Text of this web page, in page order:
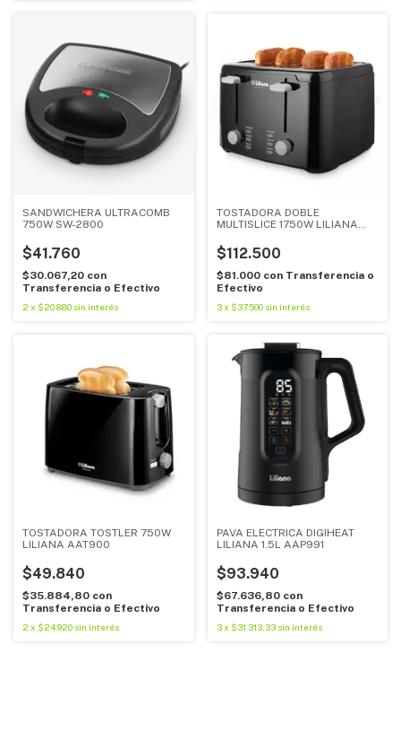
SANDWICHERA ULTRACOMB
750W SW-2800
$41.760
$30.067,20 con
Transferencia o Efectivo
2 x $20.880 sin interés
TOSTADORA DOBLE
MULTISLICE 1750W LILIANA
$112.500
$81.000 con Transferencia o
Efectivo
3 x $37.500 sin interés
TOSTADORA TOSTLER 750W
LILIANA AAT900
$49.840
$35.884,80 con
Transferencia o Efectivo
2 x $24.920 sin interés
PAVA ELECTRICA DIGIHEAT
LILIANA 1.5L AAP991
$93.940
$67.636,80 con
Transferencia o Efectivo
3 x $31.313,33 sin interés